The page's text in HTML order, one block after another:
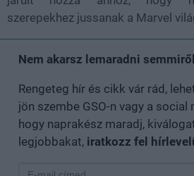
szerepekhez jussanak a Marvel
Nem akarsz lemaradni
Rengeteg hír és cikk vár rád,
jön szembe GSO-n vagy a social
hogy naprakész maradj,
legjobbakat, iratkozz fel